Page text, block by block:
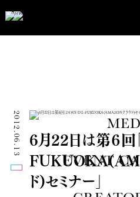
EVENT
6月22日は第６
ド)セミナー」
2012.06.13